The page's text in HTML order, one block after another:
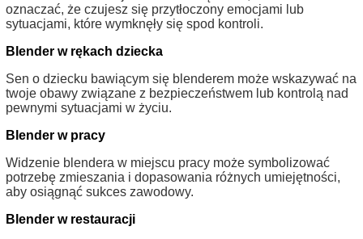
oznaczać, że czujesz się przytłoczony emocjami lub
sytuacjami, które wymknęły się spod kontroli.
Blender w rękach dziecka
Sen o dziecku bawiącym się blenderem może wskazywać na
twoje obawy związane z bezpieczeństwem lub kontrolą nad
pewnymi sytuacjami w życiu.
Blender w pracy
Widzenie blendera w miejscu pracy może symbolizować
potrzebę zmieszania i dopasowania różnych umiejętności,
aby osiągnąć sukces zawodowy.
Blender w restauracji